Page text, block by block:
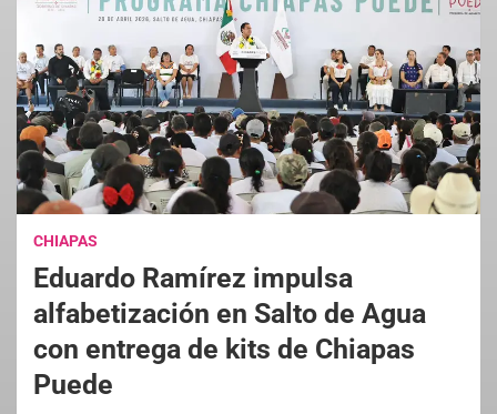
CHIAPAS
Eduardo Ramírez impulsa
alfabetización en Salto de Agua
con entrega de kits de Chiapas
Puede